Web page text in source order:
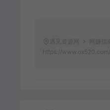
遇见资源网 网赚指南
https://